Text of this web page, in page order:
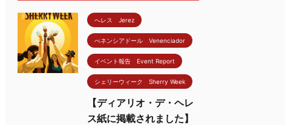
へレス Jerez
べネンシアドール Venenciador
イベント報告 Event Report
シェリーウィーク Sherry Week
【ディアリオ・デ・ヘレ
ス紙に掲載されました】